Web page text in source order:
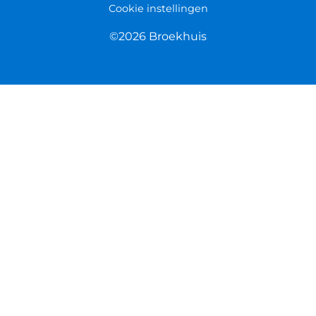
Cookie instellingen
©2026 Broekhuis